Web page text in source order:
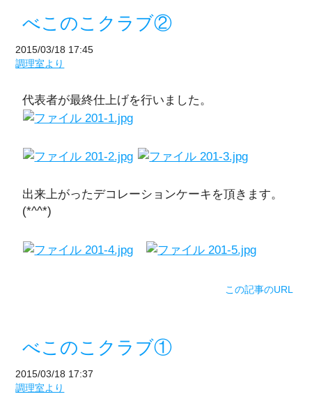
べこのこクラブ②
2015/03/18 17:45
調理室より
代表者が最終仕上げを行いました。
出来上がったデコレーションケーキを頂きます。
(*^^*)
この記事のURL
べこのこクラブ①
2015/03/18 17:37
調理室より